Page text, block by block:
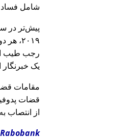
شامل فساد
رجب طیب
یک خبرنگار
مقامات
قضات
از انتصاب
Rabobank